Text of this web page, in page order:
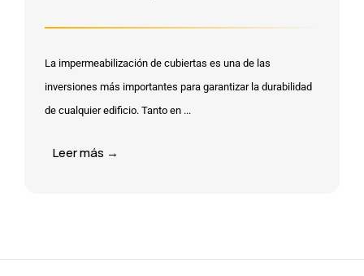
La impermeabilización de cubiertas es una de las
inversiones más importantes para garantizar la durabilidad
de cualquier edificio. Tanto en ...
Leer más →